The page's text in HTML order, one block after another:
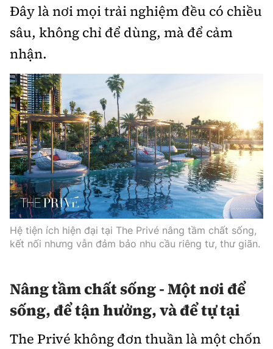
Đây là nơi mọi trải nghiệm đều có chiều
sâu, không chỉ để dùng, mà để cảm
nhận.
Hệ tiện ích hiện đại tại The Privé nâng tầm chất sống,
kết nối nhưng vẫn đảm bảo nhu cầu riêng tư, thư giãn.
Nâng tầm chất sống - Một nơi để
sống, để tận hưởng, và để tự tại
The Privé không đơn thuần là một chốn